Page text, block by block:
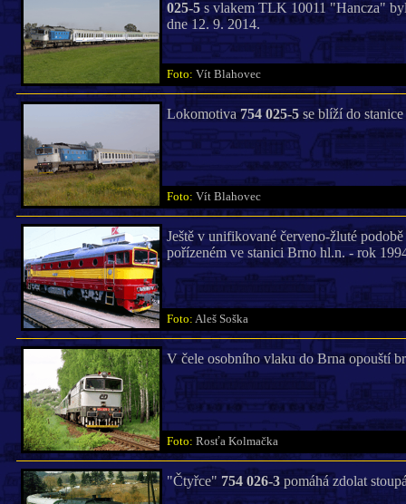
025-5s vlakem TLK 10011 "Hancza"
dne 12. 9. 2014.
Foto: Vít Blahovec
Lokomotiva754 025-5se blíží do
Foto: Vít Blahovec
Ještě v unifikované červeno-žluté
pořízeném ve stanici Brno hl.n. - rok
Foto: Aleš Soška
V čele osobního vlaku do Brna opouští
Foto: Rosťa Kolmačka
"Čtyřce" 754 026-3pomáhá zdolat